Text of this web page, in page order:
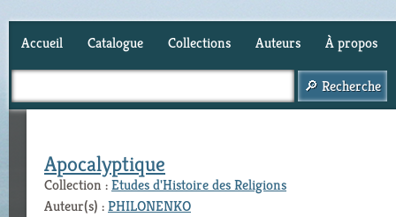
Accueil Catalogue Collections Auteurs À propos
Apocalyptique
Collection :Etudes d'Histoire des Religions
Auteur(s) :PHILONENKO